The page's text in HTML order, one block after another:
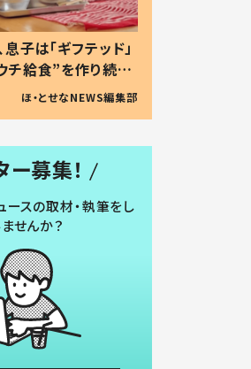
子は「ギフテッド」
給食”を作り続け
の親 #令和の子
ほ・とせなNEWS編集部
ー募集！
ースの取材・執筆をし
せんか？